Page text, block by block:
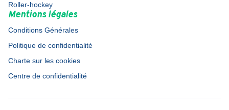
Roller-hockey
Mentions légales
Conditions Générales
Politique de confidentialité
Charte sur les cookies
Centre de confidentialité